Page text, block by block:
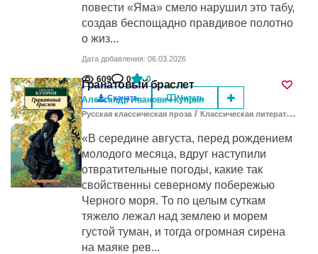
повести «Яма» смело нарушил это табу,
создав беспощадно правдивое полотно
о жиз...
Дата добавления: 06.03.2026
609 0 0
Скачать Читать
Гранатовый браслет
Александр Иванович Куприн
Русская классическая проза / Классическая литература
«В середине августа, перед рождением
молодого месяца, вдруг наступили
отвратительные погоды, какие так
свойственны северному побережью
Черного моря. То по целым суткам
тяжело лежал над землею и морем
густой туман, и тогда огромная сирена
на маяке рев...